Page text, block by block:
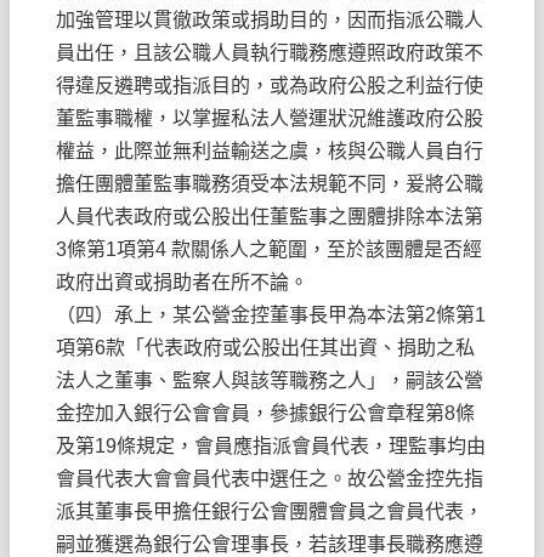
加強管理以貫徹政策或捐助目的，因而指派公職人
員出任，且該公職人員執行職務應遵照政府政策不
得違反遴聘或指派目的，或為政府公股之利益行使
董監事職權，以掌握私法人營運狀況維護政府公股
權益，此際並無利益輸送之虞，核與公職人員自行
擔任團體董監事職務須受本法規範不同，爰將公職
人員代表政府或公股出任董監事之團體排除本法第
3條第1項第4 款關係人之範圍，至於該團體是否經
政府出資或捐助者在所不論。
（四）承上，某公營金控董事長甲為本法第2條第1
項第6款「代表政府或公股出任其出資、捐助之私
法人之董事、監察人與該等職務之人」，嗣該公營
金控加入銀行公會會員，參據銀行公會章程第8條
及第19條規定，會員應指派會員代表，理監事均由
會員代表大會會員代表中選任之。故公營金控先指
派其董事長甲擔任銀行公會團體會員之會員代表，
嗣並獲選為銀行公會理事長，若該理事長職務應遵